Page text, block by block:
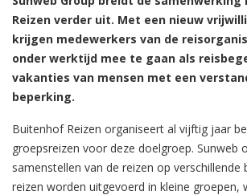
Reizen verder uit. Met een nieuw
krijgen medewerkers van de
onder werktijd mee te gaan als
vakanties van mensen met een
beperking.
Buitenhof Reizen organiseert al vijftig jaar
groepsreizen voor deze doelgroep. Sunweb
samenstellen van de reizen op verschillende
reizen worden uitgevoerd in kleine groepen,